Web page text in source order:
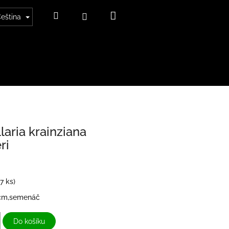
HledatPřihlášení
krainziana
ks)
Do košíku